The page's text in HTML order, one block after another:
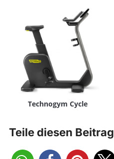
Technogym Cycle
Teile diesen Beitrag